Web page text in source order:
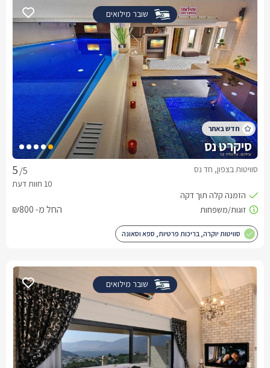
שובר מילואים
סיקרט נס
/5 סוויטות בצפון, חד נס
החל מ- ₪800
סוויטות יוקרה, בריכות פרטיות, ספא וסאונה
שובר מילואים